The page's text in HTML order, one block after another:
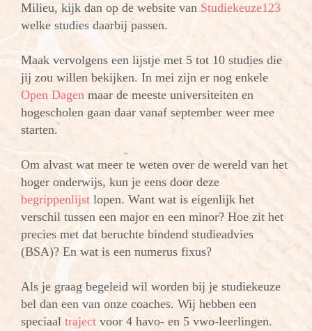
Milieu, kijk dan op de website van Studiekeuze123
welke studies daarbij passen.
Maak vervolgens een lijstje met 5 tot 10 studies die
jij zou willen bekijken. In mei zijn er nog enkele
Open Dagen maar de meeste universiteiten en
hogescholen gaan daar vanaf september weer mee
starten.
Om alvast wat meer te weten over de wereld van het
hoger onderwijs, kun je eens door deze
begrippenlijst lopen. Want wat is eigenlijk het
verschil tussen een major en een minor? Hoe zit het
precies met dat beruchte bindend studieadvies
(BSA)? En wat is een numerus fixus?
Als je graag begeleid wil worden bij je studiekeuze
bel dan een van onze coaches. Wij hebben een
speciaal traject voor 4 havo- en 5 vwo-leerlingen.